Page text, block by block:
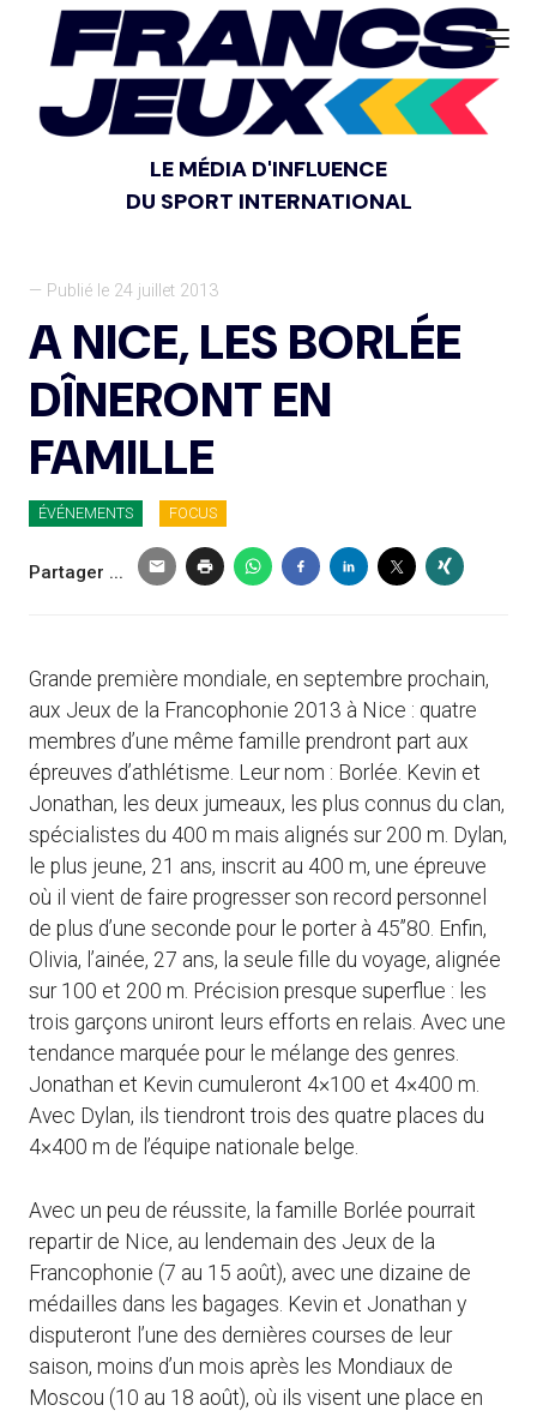
LE MÉDIA D'INFLUENCE
DU SPORT INTERNATIONAL
— Publié le 24 juillet 2013
A NICE, LES BORLÉE
DÎNERONT EN
FAMILLE
ÉVÉNEMENTS FOCUS
Partager ...
Grande première mondiale, en septembre prochain,
aux Jeux de la Francophonie 2013 à Nice : quatre
membres d’une même famille prendront part aux
épreuves d’athlétisme. Leur nom : Borlée. Kevin et
Jonathan, les deux jumeaux, les plus connus du clan,
spécialistes du 400 m mais alignés sur 200 m. Dylan,
le plus jeune, 21 ans, inscrit au 400 m, une épreuve
où il vient de faire progresser son record personnel
de plus d’une seconde pour le porter à 45’’80. Enfin,
Olivia, l’ainée, 27 ans, la seule fille du voyage, alignée
sur 100 et 200 m. Précision presque superflue : les
trois garçons uniront leurs efforts en relais. Avec une
tendance marquée pour le mélange des genres.
Jonathan et Kevin cumuleront 4×100 et 4×400 m.
Avec Dylan, ils tiendront trois des quatre places du
4×400 m de l’équipe nationale belge.
Avec un peu de réussite, la famille Borlée pourrait
repartir de Nice, au lendemain des Jeux de la
Francophonie (7 au 15 août), avec une dizaine de
médailles dans les bagages. Kevin et Jonathan y
disputeront l’une des dernières courses de leur
saison, moins d’un mois après les Mondiaux de
Moscou (10 au 18 août), où ils visent une place en